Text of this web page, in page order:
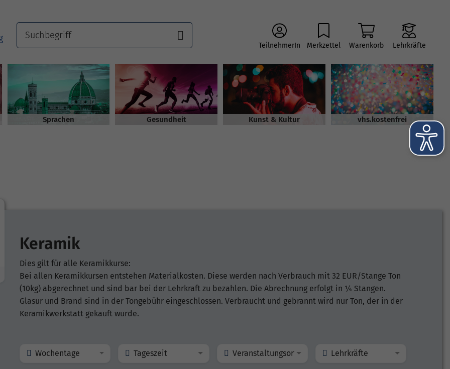
TeilnehmerIn Merkzettel Warenkorb Lehrkräfte
Sprachen Gesundheit Kunst & Kultur vhs.kostenfrei
Keramik
Dies gilt für alle Keramikkurse:
Bei allen Keramikkursen entstehen Materialkosten. Diese werden nach Verbrauch mit 32 EUR/Stange Ton
(10kg) abgerechnet und sind bar bei der Lehrkraft zu bezahlen. Die Abrechnung erfolgt in ¼ Stangen.
Glasur und Brand sind in der Tongebühr eingeschlossen. Verbraucht und gebrannt wird nur Ton, der in der
Keramikwerkstatt gekauft wurde.
Wochentage Tageszeit Veranstaltungsort Lehrkräfte